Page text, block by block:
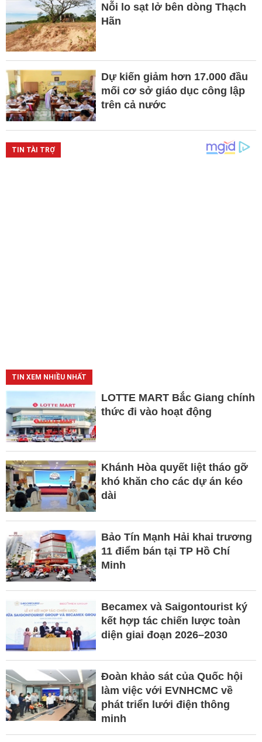
Nỗi lo sạt lở bên dòng Thạch
Hãn
Dự kiến giảm hơn 17.000 đầu
mối cơ sở giáo dục công lập
trên cả nước
TIN XEM NHIỀU NHẤT
LOTTE MART Bắc Giang chính
thức đi vào hoạt động
Khánh Hòa quyết liệt tháo gỡ
khó khăn cho các dự án kéo
dài
Bảo Tín Mạnh Hải khai trương
11 điểm bán tại TP Hồ Chí
Minh
Becamex và Saigontourist ký
kết hợp tác chiến lược toàn
diện giai đoạn 2026–2030
Đoàn khảo sát của Quốc hội
làm việc với EVNHCMC về
phát triển lưới điện thông
minh